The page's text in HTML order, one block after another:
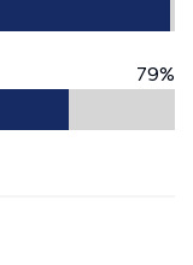
79%